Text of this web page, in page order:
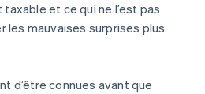
et ce qui ne l’est pas
les mauvaises surprises plus
d’être connues avant que